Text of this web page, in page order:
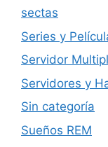
sectas
Series y
Servidor
Servidores y
Sin categoría
Sueños REM